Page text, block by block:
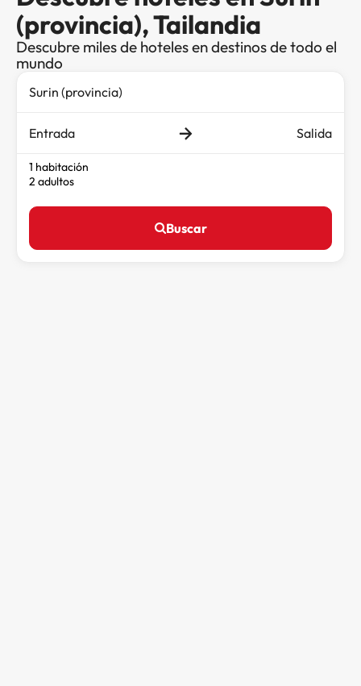
(provincia), Tailandia
Descubre miles de hoteles en destinos de todo el
mundo
Entrada Salida
1 habitación
2 adultos
Buscar